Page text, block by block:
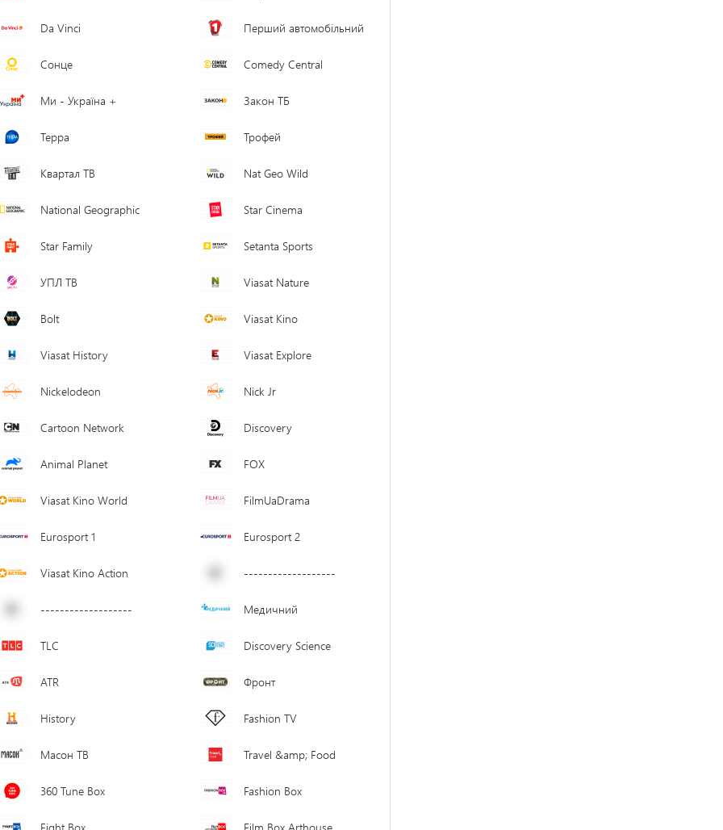
Da Vinci Перший автомобільний
Сонце Comedy Central
Ми - Україна + Закон ТБ
Терра Трофей
Квартал ТВ Nat Geo Wild
National Geographic Star Cinema
Star Family Setanta Sports
УПЛ ТВ Viasat Nature
Bolt Viasat Kino
Viasat History Viasat Explore
Nickelodeon Nick Jr
Cartoon Network Discovery
Animal Planet FOX
Viasat Kino World FilmUaDrama
Eurosport 1 Eurosport 2
Viasat Kino Action -------------------
------------------- Медичний
TLC Discovery Science
ATR Фронт
History Fashion TV
Масон ТВ Travel &amp; Food
360 Tune Box Fashion Box